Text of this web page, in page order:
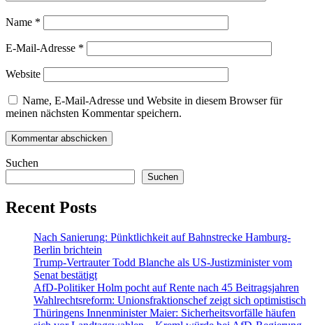
Name *
E-Mail-Adresse *
Website
Name, E-Mail-Adresse und Website in diesem Browser für
meinen nächsten Kommentar speichern.
Suchen
Suchen
Recent Posts
Nach Sanierung: Pünktlichkeit auf Bahnstrecke Hamburg-
Berlin brichtein
Trump-Vertrauter Todd Blanche als US-Justizminister vom
Senat bestätigt
AfD-Politiker Holm pocht auf Rente nach 45 Beitragsjahren
Wahlrechtsreform: Unionsfraktionschef zeigt sich optimistisch
Thüringens Innenminister Maier: Sicherheitsvorfälle häufen